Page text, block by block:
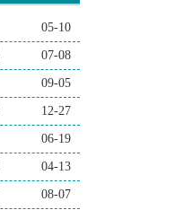
05-10
07-08
09-05
12-27
06-19
04-13
08-07